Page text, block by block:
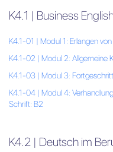
K4.1 | Business
K4.1-01 | Modul 1: Erlangen
K4.1-02 | Modul 2: Allgemeine
K4.1-03 | Modul 3:
K4.1-04 | Modul 4:
Schrift: B2
K4.2 | Deutsch im